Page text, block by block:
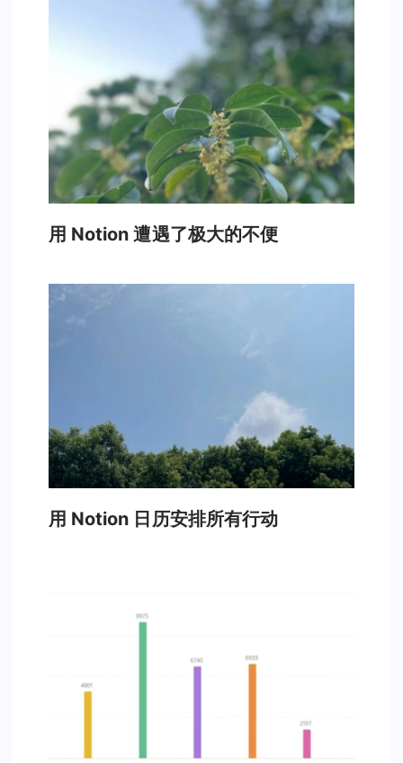
用 Notion 遭遇了极大的不便
用 Notion 日历安排所有行动